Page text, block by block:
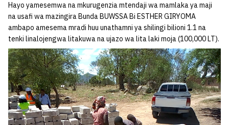
Hayo yamesemwa na mkurugenzia mtendaji wa mamlaka ya maji
na usafi wa mazingira Bunda BUWSSA Bi ESTHER GIRYOMA
ambapo amesema mradi huu unathamni ya shilingi bilioni 1.1 na
tenki linalojengwa litakuwa na ujazo wa lita laki moja (100,000 LT).